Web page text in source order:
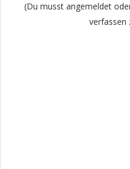
(Du musst angemeldet
verfassen